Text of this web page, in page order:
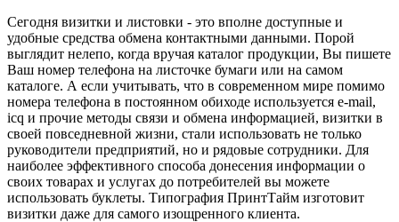
Сегодня визитки и листовки - это вполне доступные и
удобные средства обмена контактными данными. Порой
выглядит нелепо, когда вручая каталог продукции, Вы пишете
Ваш номер телефона на листочке бумаги или на самом
каталоге. А если учитывать, что в современном мире помимо
номера телефона в постоянном обиходе используется e-mail,
icq и прочие методы связи и обмена информацией, визитки в
своей повседневной жизни, стали использовать не только
руководители предприятий, но и рядовые сотрудники. Для
наиболее эффективного способа донесения информации о
своих товарах и услугах до потребителей вы можете
использовать буклеты. Типография ПринтТайм изготовит
визитки даже для самого изощренного клиента.